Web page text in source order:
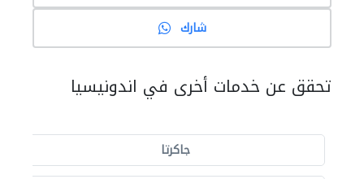
شارك
تحقق عن خدمات أخرى في اندونيسيا
جاكرتا